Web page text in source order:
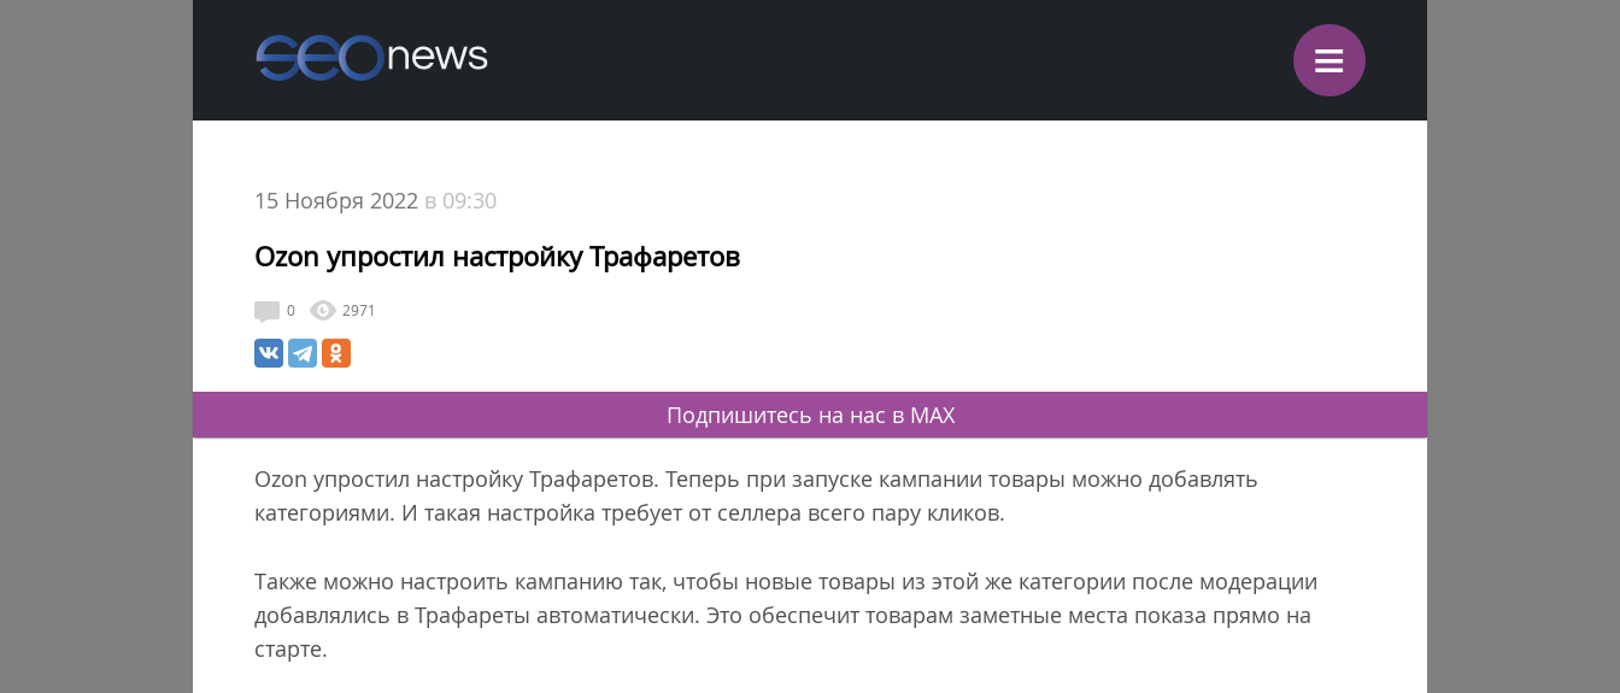
≡
15 Ноября 2022 в 09:30
Ozon упростил настройку Трафаретов
0 2971
Подпишитесь на нас в MAX
Ozon упростил настройку Трафаретов. Теперь при запуске кампании товары можно добавлять
категориями. И такая настройка требует от селлера всего пару кликов.
Также можно настроить кампанию так, чтобы новые товары из этой же категории после модерации
добавлялись в Трафареты автоматически. Это обеспечит товарам заметные места показа прямо на
старте.